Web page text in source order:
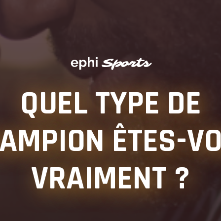
QUEL TYPE DE
ÊTES-
VRAIMENT ?
5.0
personnes
satisfaites